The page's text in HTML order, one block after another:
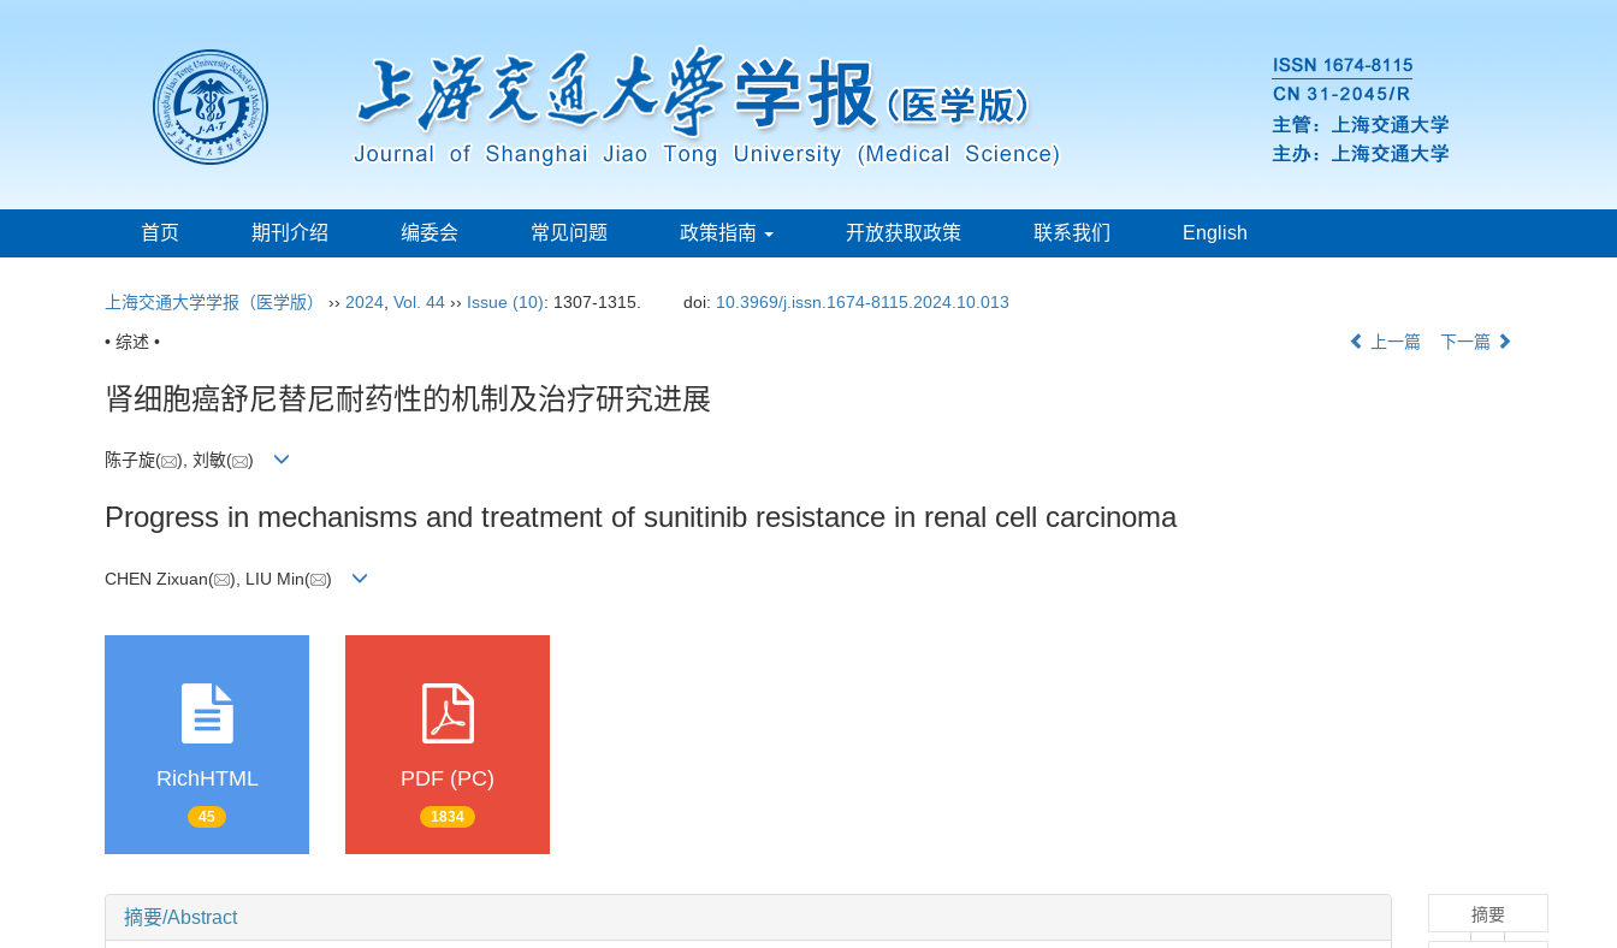
首页 期刊介绍 编委会 常见问题 政策指南 开放获取政策 联系我们 English
上海交通大学学报（医学版） ›› 2024 Vol. 44 ›› Issue (10): 1307-1315. doi: 10.3969/j.issn.1674-8115.2024.10.013
• 综述 • 上一篇 下一篇
肾细胞癌舒尼替尼耐药性的机制及治疗研究进展
陈子旋( ), 刘敏( )
Progress in mechanisms and treatment of sunitinib resistance in renal cell carcinoma
CHEN Zixuan( ), LIU Min( )
RichHTML
45
PDF (PC)
1834
摘要/Abstract 摘要